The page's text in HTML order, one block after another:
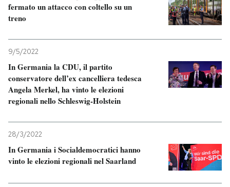
fermato un attacco con coltello su un
treno
9/5/2022
In Germania la CDU, il partito
conservatore dell’ex cancelliera tedesca
Angela Merkel, ha vinto le elezioni
regionali nello Schleswig-Holstein
28/3/2022
In Germania i Socialdemocratici hanno
vinto le elezioni regionali nel Saarland